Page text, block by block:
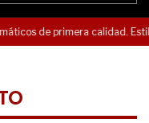
de primera calidad.